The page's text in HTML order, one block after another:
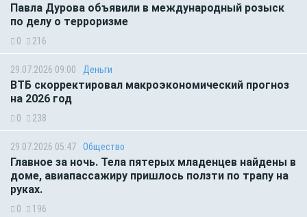
Павла Дурова объявили в международный розыск
по делу о терроризме
0 216
29.07.2026 09:00 Деньги
ВТБ скорректировал макроэкономический прогноз
на 2026 год
0 238
29.07.2026 05:47 Общество
Главное за ночь. Тела пятерых младенцев найдены в
доме, авиапассажиру пришлось ползти по трапу на
руках.
0 196